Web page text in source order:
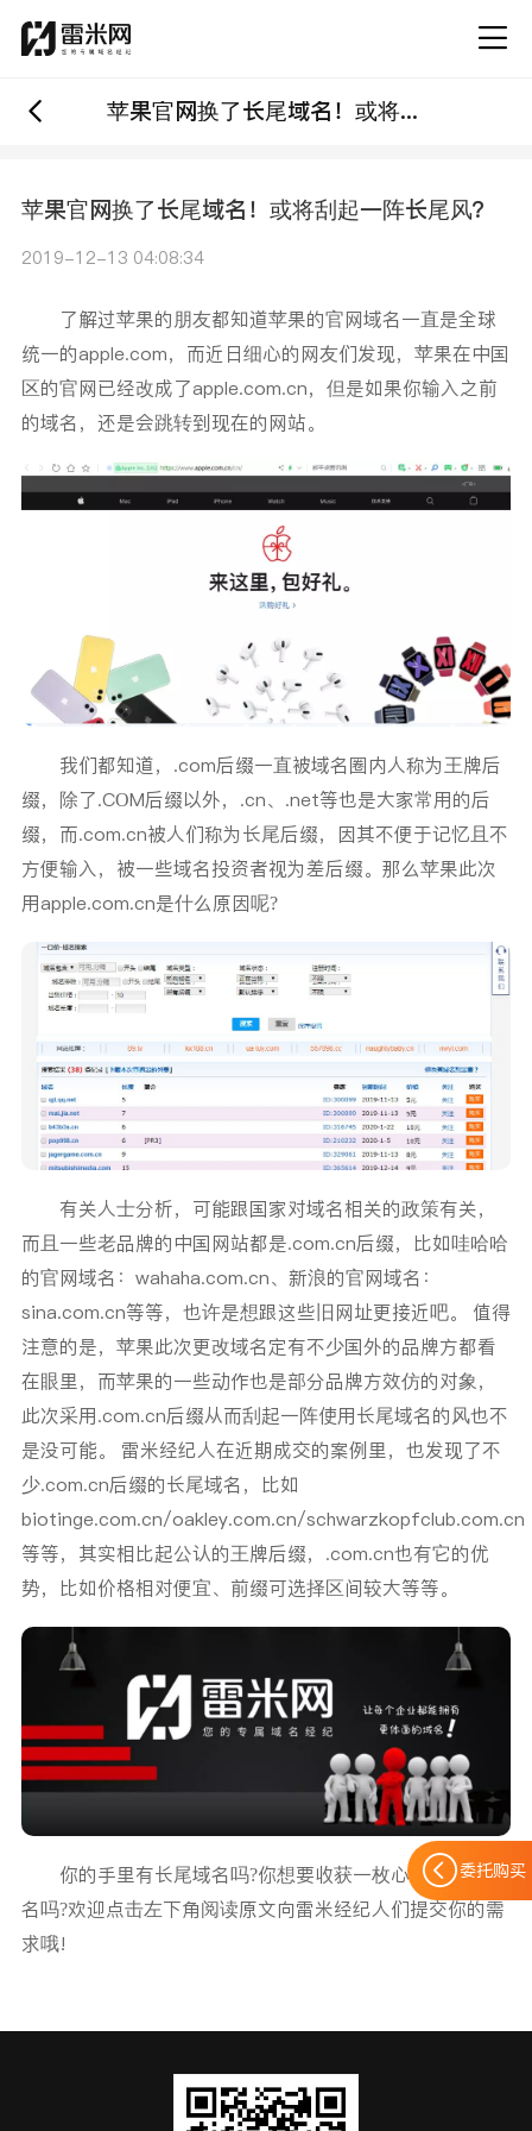
苹果官网换了长尾域名！或将刮起一阵长尾风？
苹果官网换了长尾域名！或将刮起一阵长尾风？
2019-12-13 04:08:34
了解过苹果的朋友都知道苹果的官网域名一直是全球
统一的apple.com，而近日细心的网友们发现，苹果在中国
区的官网已经改成了apple.com.cn，但是如果你输入之前
的域名，还是会跳转到现在的网站。
我们都知道，.com后缀一直被域名圈内人称为王牌后
缀，除了.COM后缀以外，.cn、.net等也是大家常用的后
缀，而.com.cn被人们称为长尾后缀，因其不便于记忆且不
方便输入，被一些域名投资者视为差后缀。那么苹果此次
用apple.com.cn是什么原因呢?
有关人士分析，可能跟国家对域名相关的政策有关，
而且一些老品牌的中国网站都是.com.cn后缀，比如哇哈哈
的官网域名：wahaha.com.cn、新浪的官网域名：
sina.com.cn等等，也许是想跟这些旧网址更接近吧。 值得
注意的是，苹果此次更改域名定有不少国外的品牌方都看
在眼里，而苹果的一些动作也是部分品牌方效仿的对象，
此次采用.com.cn后缀从而刮起一阵使用长尾域名的风也不
是没可能。 雷米经纪人在近期成交的案例里，也发现了不
少.com.cn后缀的长尾域名，比如
biotinge.com.cn/oakley.com.cn/schwarzkopfclub.com.cn
等等，其实相比起公认的王牌后缀，.com.cn也有它的优
势，比如价格相对便宜、前缀可选择区间较大等等。
你的手里有长尾域名吗?你想要收获一枚心仪的长尾域
名吗?欢迎点击左下角阅读原文向雷米经纪人们提交你的需
求哦!
委托购买